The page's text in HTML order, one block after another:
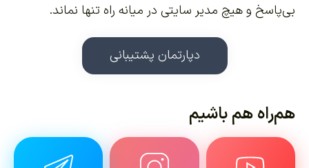
بی‌پاسخ و هیچ مدیر سایتی در میانه راه تنها نماند.
دپارتمان پشتیبانی
هم‌راه هم باشیم